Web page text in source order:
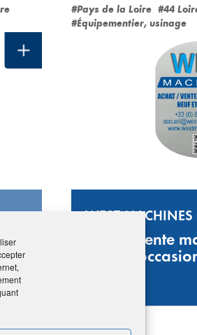
#Pays de la Loire #44
#Équipementier, usinage
WEST MACHINES
Achat/Vente
neuf et